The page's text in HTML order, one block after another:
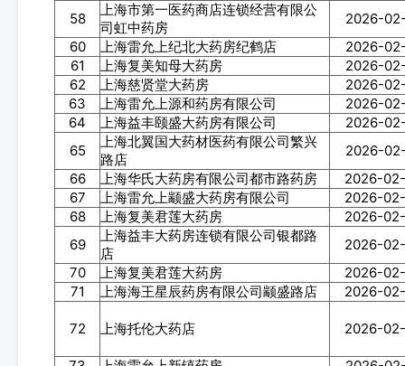
58
上海市第一医药商店连锁经营有限公
司虹中药房
2026-
60
上海雷允上纪北大药房纪鹤店
2026-
61
上海复美知母大药房
2026-
62
上海慈贤堂大药房
2026-
63
上海雷允上源和药房有限公司
2026-
64
上海益丰颐盛大药房有限公司
2026-
65
上海北翼国大药材医药有限公司繁兴
路店
2026-
66
上海华氏大药房有限公司都市路药房
2026-
67
上海雷允上颛盛大药房有限公司
2026-
68
上海复美君莲大药房
2026-
69
上海益丰大药房连锁有限公司银都路
店
2026-
70
上海复美君莲大药房
2026-
71
上海海王星辰药房有限公司颛盛路店 2026-
72 上海托伦大药店 2026-